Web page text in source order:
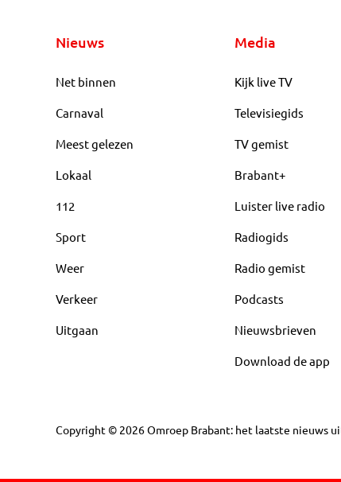
Nieuws
Net binnen
Carnaval
Meest gelezen
Lokaal
112
Sport
Weer
Verkeer
Uitgaan
Media
Kijk live TV
Televisiegids
TV gemist
Brabant+
Luister live radio
Radiogids
Radio gemist
Podcasts
Nieuwsbrieven
Download de app
Copyright © 2026Omroep Brabant: het laatste nieuws